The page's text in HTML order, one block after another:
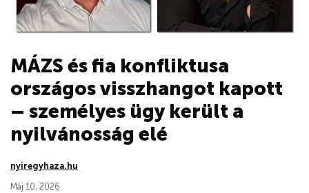
MÁZS és fia konfliktusa
országos visszhangot kapott
– személyes ügy került a
nyilvánosság elé
nyiregyhaza.hu
Máj 10, 2026